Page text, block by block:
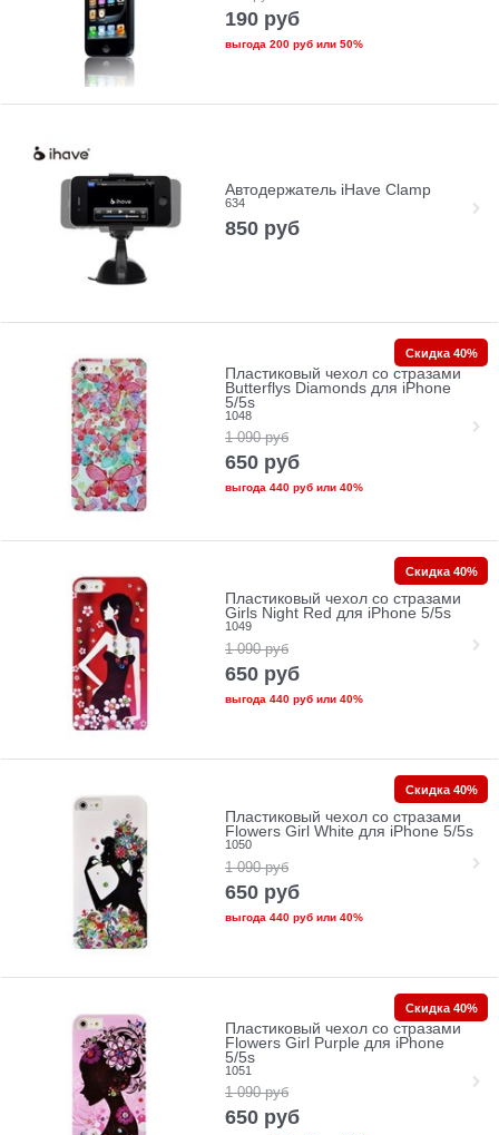
190 руб
выгода 200 рубили 50%
Автодержатель iHave Clamp
634
850 руб
Пластиковый чехол со стразами
Butterflys Diamonds для iPhone
5/5s
1048
1 090 руб
650 руб
выгода 440 рубили 40%
Скидка 40%
Пластиковый чехол со стразами
Girls Night Red для iPhone 5/5s
1049
1 090 руб
650 руб
выгода 440 рубили 40%
Скидка 40%
Пластиковый чехол со стразами
Flowers Girl White для iPhone 5/5s
1050
1 090 руб
650 руб
выгода 440 рубили 40%
Скидка 40%
Пластиковый чехол со стразами
Flowers Girl Purple для iPhone
5/5s
1051
1 090 руб
650 руб
Скидка 40%